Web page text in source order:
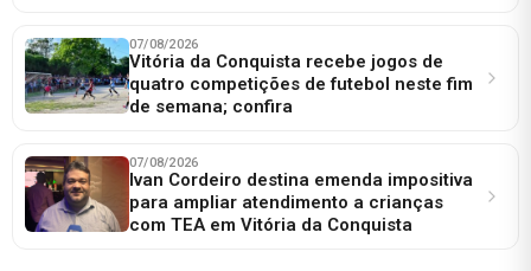
07/08/2026
Vitória da Conquista recebe jogos de
quatro competições de futebol neste fim
de semana; confira
07/08/2026
Ivan Cordeiro destina emenda impositiva
para ampliar atendimento a crianças
com TEA em Vitória da Conquista